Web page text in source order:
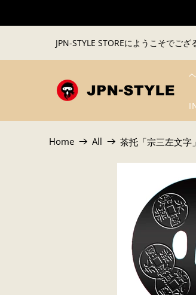
JPN-STYLE STOREにようこそでござ
Home All 茶托「宗三左文字」